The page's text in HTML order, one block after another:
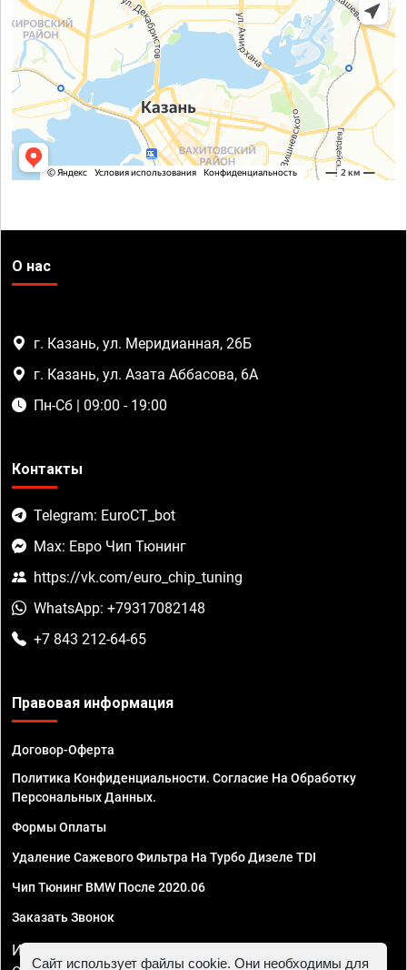
О нас
г. Казань, ул. Меридианная, 26Б
г. Казань, ул. Азата Аббасова, 6А
Пн-Сб | 09:00 - 19:00
Контакты
Telegram: EuroCT_bot
Max: Евро Чип Тюнинг
https://vk.com/euro_chip_tuning
WhatsApp: +79317082148
+7 843 212-64-65
Правовая информация
Договор-Оферта
Политика Конфиденциальности. Согласие На Обработку
Персональных Данных.
Формы Оплаты
Удаление Сажевого Фильтра На Турбо Дизеле TDI
Чип Тюнинг BMW После 2020.06
Заказать Звонок
ИП Смирнов Георгий Павлович. ИНН 781302555843,
Сайт использует файлы cookie. Они необходимы для